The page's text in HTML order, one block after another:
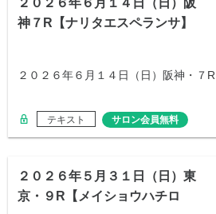
２０２６年６月１４日（日）阪
神７R【ナリタエスペランサ】
２０２６年６月１４日（日）阪神・７R
テキスト サロン会員無料
２０２６年５月３１日（日）東
京・９R【メイショウハチロ